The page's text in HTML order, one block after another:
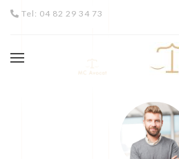
Tel: 04 82 29 34 73